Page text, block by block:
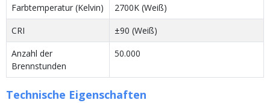
Farbtemperatur (Kelvin)
2700K (Weiß)
CRI
±90 (Weiß)
Anzahl der
Brennstunden
50.000
Technische Eigenschaften